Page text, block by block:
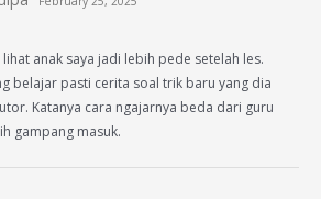
lihat anak saya jadi lebih pede setelah les.
belajar pasti cerita soal trik baru yang dia
Katanya cara ngajarnya beda dari guru
gampang masuk.